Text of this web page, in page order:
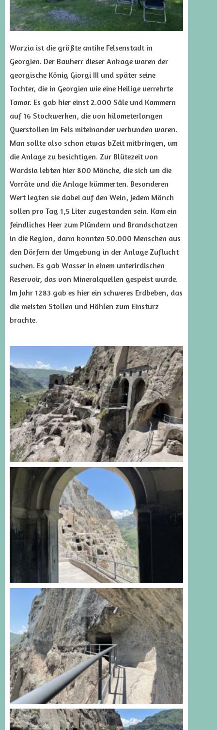
Warzia ist die größte antike Felsenstadt in
Georgien. Der Bauherr dieser Ankage waren der
georgische König Giorgi III und später seine
Tochter, die in Georgien wie eine Heilige verrehrte
Tamar. Es gab hier einst 2.000 Säle und Kammern
auf 16 Stockwerken, die von kilometerlangen
Querstollen im Fels miteinander verbunden waren.
Man sollte also schon etwas bZeit mitbringen, um
die Anlage zu besichtigen. Zur Blütezeit von
Wardsia lebten hier 800 Mönche, die sich um die
Vorräte und die Anlage kümmerten. Besonderen
Wert legten sie dabei auf den Wein, jedem Mönch
sollen pro Tag 1,5 Liter zugestanden sein. Kam ein
feindliches Heer zum Plündern und Brandschatzen
in die Region, dann konnten 50.000 Menschen aus
den Dörfern der Umgebung in der Anlage Zuflucht
suchen. Es gab Wasser in einem unterirdischen
Reservoir, das von Mineralquellen gespeist wurde.
Im Jahr 1283 gab es hier ein schweres Erdbeben, das
die meisten Stollen und Höhlen zum Einsturz
brachte.